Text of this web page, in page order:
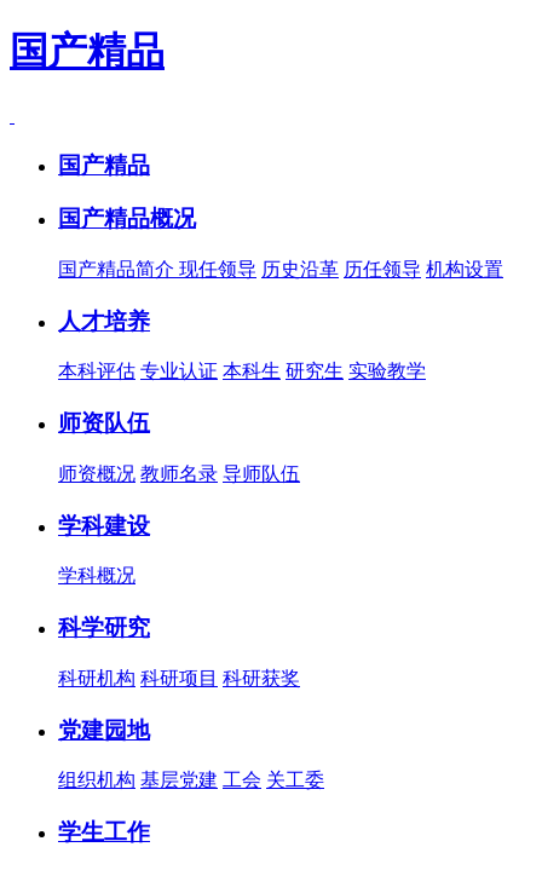
国产精品
国产精品
国产精品概况
国产精品简介 现任领导 历史沿革 历任领导 机构设置
人才培养
本科评估 专业认证 本科生 研究生 实验教学
师资队伍
师资概况 教师名录 导师队伍
学科建设
学科概况
科学研究
科研机构 科研项目 科研获奖
党建园地
组织机构 基层党建 工会 关工委
学生工作